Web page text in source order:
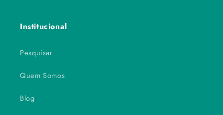
Institucional
Pesquisar
Quem Somos
Blog